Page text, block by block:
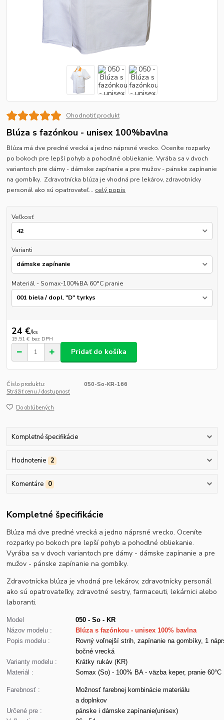
Ohodnotiť produkt
Blúza s fazónkou - unisex 100%bavlna
Blúza má dve predné vrecká a jedno náprsné vrecko. Oceníte rozparky
po bokoch pre lepší pohyb a pohodlné obliekanie. Vyrába sa v dvoch
variantoch pre dámy - dámske zapínanie a pre mužov - pánske zapínanie
na gombíky. Zdravotnícka blúza je vhodná pre lekárov, zdravotnícky
personál ako sú opatrovateľ... celý popis
Veľkosť
Varianti
Materiál - Somax-100%BA 60°C pranie
24 €/ks
19,51 € bez DPH
Pridať do košíka
Číslo produktu:
050-So-KR-166
Strážiť cenu / dostupnosť
Do obľúbených
Kompletné špecifikácie
Hodnotenie 2
Komentáre 0
Kompletné špecifikácie
Blúza má dve predné vrecká a jedno náprsné vrecko. Oceníte
rozparky po bokoch pre lepší pohyb a pohodlné obliekanie.
Vyrába sa v dvoch variantoch pre dámy - dámske zapínanie a pre
mužov - pánske zapínanie na gombíky.
Zdravotnícka blúza je vhodná pre lekárov, zdravotnícky personál
ako sú opatrovateľky, zdravotné sestry, farmaceuti, lekárnici alebo
laboranti.
Model
050 - So - KR
Názov modelu :
Blúza s fazónkou - unisex 100% bavlna
Popis modelu :
Rovný voľnejší strih, zapínanie na gombíky, 1
bočné vrecká
Varianty modelu :
Krátky rukáv (KR)
Materiál :
Somax (So) - 100% BA - väzba keper, pranie 60°C
Farebnosť :
Možnosť farebnej kombinácie materiálu
a doplnkov
Určené pre :
pánske i dámske zapínanie(unisex)